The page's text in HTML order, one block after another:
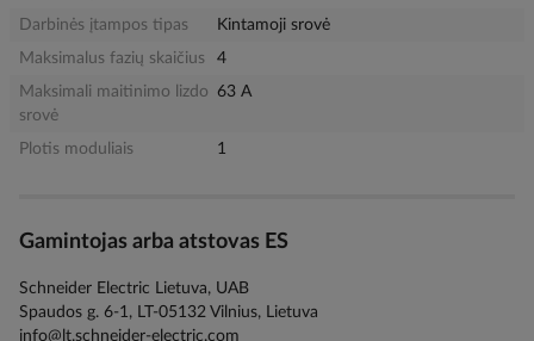
Darbinės įtampos tipas
Kintamoji srovė
Maksimalus fazių skaičius
4
Maksimali maitinimo lizdo
srovė
63 A
Plotis moduliais 1
Gamintojas arba atstovas ES
Schneider Electric Lietuva, UAB
Spaudos g. 6-1, LT-05132 Vilnius, Lietuva
info@lt.schneider-electric.com